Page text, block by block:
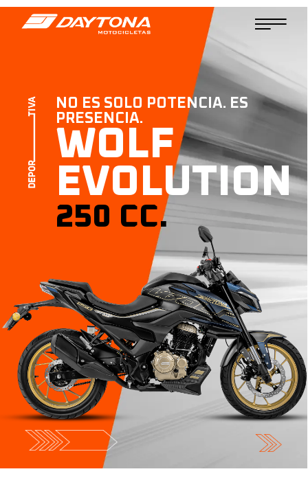
NO ES SOLO POTENCIA. ES
PRESENCIA.
WOLF
EVOLUTION
250 CC.